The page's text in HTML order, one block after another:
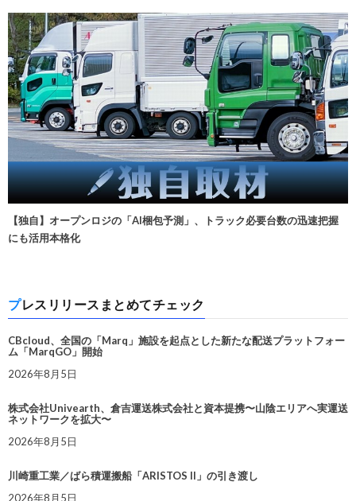
【独自】オープンロジの「AI梱包予測」、トラック必要台数の迅速把握
にも活用本格化
プレスリリースまとめてチェック
CBcloud、全国の「Marq」施設を起点とした新たな配送プラットフォー
ム「MarqGO」開始
2026年8月5日
株式会社Univearth、倉吉運送株式会社と資本提携〜山陰エリアへ実運送
ネットワークを拡大〜
2026年8月5日
川崎重工業／ばら積運搬船「ARISTOS II」の引き渡し
2026年8月5日